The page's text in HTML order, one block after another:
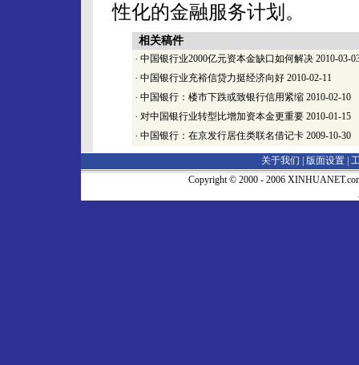
性化的金融服务计划。
相关稿件
· 中国银行业2000亿元资本金缺口如何解决 2010-03-
· 中国银行业充裕信贷力挺经济向好 2010-02-11
· 中国银行：楼市下跌或致银行信用紧缩 2010-02-10
· 对中国银行业转型比增加资本金更重要 2010-01-15
· 中国银行：在京发行居住类联名借记卡 2009-10-30
关于我们 | 版面设置
Copyright © 2000 - 2006